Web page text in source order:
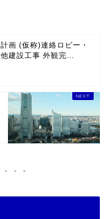
画 (仮称)連絡ロビー・
建設工事 外観完...